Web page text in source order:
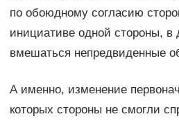
по обоюдному согласию
инициативе одной стороны, в
вмешаться непредвиденные
А именно, изменение
которых стороны не смогли